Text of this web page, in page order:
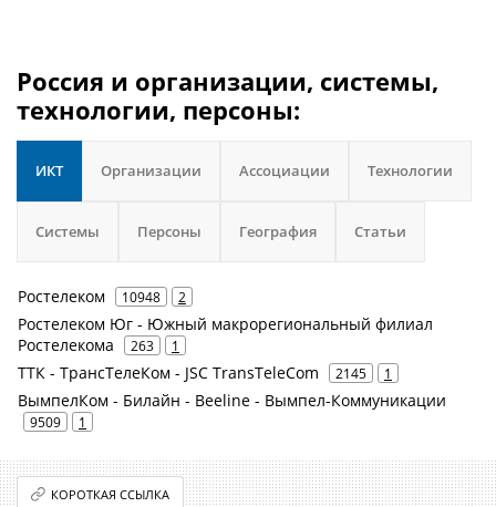
Россия и организации, системы,
технологии, персоны:
ИКТ Организации Ассоциации Технологии
Системы Персоны География Статьи
Ростелеком 10948 2
Ростелеком Юг - Южный макрорегиональный филиал
Ростелекома
263 1
ТТК - ТрансТелеКом - JSC TransTeleCom 2145 1
ВымпелКом - Билайн - Beeline - Вымпел-Коммуникации
9509 1
КОРОТКАЯ ССЫЛКА